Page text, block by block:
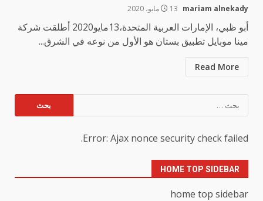
mariam alnekady 13 مايو، 2020
أبو ظبي، الإمارات العربية المتحدة،13مايو2020 أطلقت شركة
مينا موبايل تطبيق بستان هو الأول من نوعه في الشرق...
Read More
عن:
Error: Ajax nonce security check failed.
HOME TOP SIDEBAR
home top sidebar